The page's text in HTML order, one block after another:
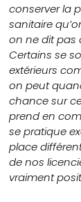
conserver la
sanitaire
on ne dit pas
Certains se
extérieurs
on peut
chance sur
prend en
se pratique
place
de nos
vraiment